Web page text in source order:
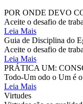
POR ONDE DEVO
Aceite o desafio de
Leia Mais
Guia de Disciplina do
Aceite o desafio de
Leia Mais
PRÁTICA UM:
Todo-Um odo o Um é
Leia Mais
Virtudes